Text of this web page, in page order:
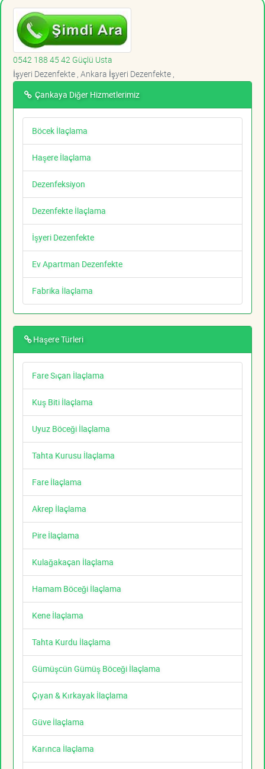
0542 188 45 42 Güçlü Usta
İşyeri Dezenfekte , Ankara İşyeri Dezenfekte ,
Çankaya Diğer Hizmetlerimiz
Böcek İlaçlama
Haşere İlaçlama
Dezenfeksiyon
Dezenfekte İlaçlama
İşyeri Dezenfekte
Ev Apartman Dezenfekte
Fabrika İlaçlama
Haşere Türleri
Fare Sıçan İlaçlama
Kuş Biti İlaçlama
Uyuz Böceği İlaçlama
Tahta Kurusu İlaçlama
Fare İlaçlama
Akrep İlaçlama
Pire İlaçlama
Kulağakaçan İlaçlama
Hamam Böceği İlaçlama
Kene İlaçlama
Tahta Kurdu İlaçlama
Gümüşcün Gümüş Böceği İlaçlama
Çıyan & Kırkayak İlaçlama
Güve İlaçlama
Karınca İlaçlama